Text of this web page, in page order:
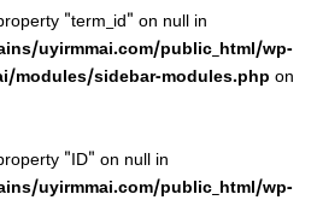
"term_id" on null in
uyirmmai.com/public_html/wp-
modules/sidebar-modules.php on
"ID" on null in
uyirmmai.com/public_html/wp-